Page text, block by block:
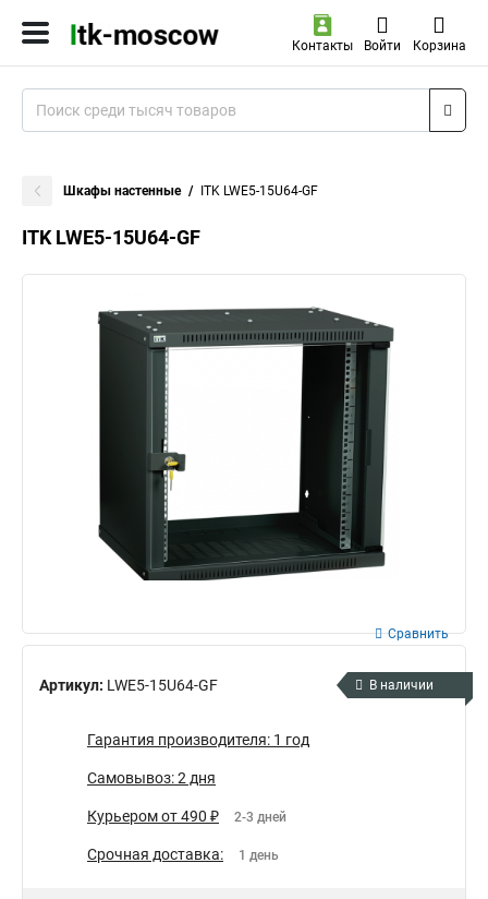
Контакты Войти Корзина
Шкафы настенные ITK LWE5-15U64-GF
ITK LWE5-15U64-GF
Артикул: LWE5-15U64-GF
Сравнить
В наличии
Гарантия производителя: 1 год
Самовывоз: 2 дня
Курьером от 490 ₽ 2-3 дней
Срочная доставка: 1 день